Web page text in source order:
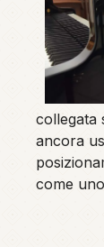
collegata
ancora
come